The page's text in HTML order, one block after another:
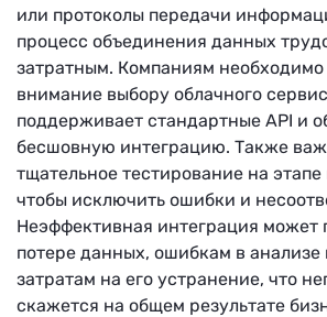
или протоколы передачи
процесс объединения данных
затратным. Компаниям необходимо
внимание выбору облачного
поддерживает стандартные API и
бесшовную интеграцию. Также
тщательное тестирование на
чтобы исключить ошибки и
Неэффективная интеграция может
потере данных, ошибкам в анализе
затратам на его устранение, что
скажется на общем результате